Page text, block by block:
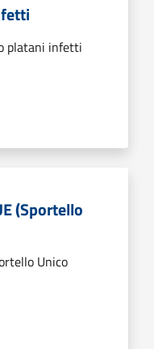
platani infetti
(Sportello
Unico